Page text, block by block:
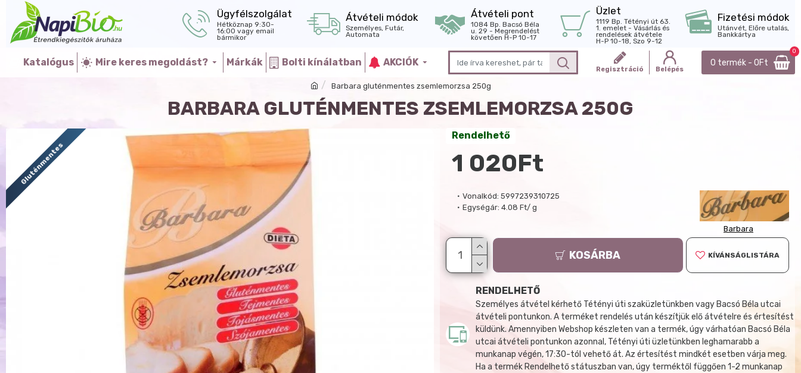
Ügyfélszolgálat
Hétköznap 9:30-
16:00 vagy email
bármikor
Átvételi módok
Személyes, Futár,
Automata
Átvételi pont
1084 Bp. Bacsó Béla
u. 29 - Megrendelést
követően H-P 10-17
Üzlet
1119 Bp. Tétényi út 63.
1. emelet - Vásárlás és
rendelések átvétele
H-P 10-18, Szo 9-12
Fizetési módok
Utánvét, Előre utalás,
Bankkártya
Katalógus Mire keres megoldást? Márkák Bolti kínálatban AKCIÓK
Regisztráció Belépés
0 termék - 0Ft
0
Barbara gluténmentes zsemlemorzsa 250g
BARBARA GLUTÉNMENTES ZSEMLEMORZSA 250G
Gluténmentes
Vonalkód: 5997239310725
Egységár: 4.08 Ft/ g
Barbara
Rendelhető
1 020Ft
KOSÁRBA KÍVÁNSÁGLISTÁRA
RENDELHETŐ
Személyes átvétel kérhető Tétényi úti szaküzletünkben vagy Bacsó Béla utcai
átvételi pontunkon. A terméket rendelés után készítjük elő átvételre és értesítést
küldünk. Amennyiben Webshop készleten van a termék, úgy várhatóan Bacsó Béla
utcai átvételi pontunkon azonnal, Tétényi úti üzletünkben leghamarabb a
munkanap végén, 17:30-tól vehető át. Az értesítést mindkét esetben várja meg.
Ha a termék Rendelhető státuszban van, úgy terméktől függően 1-2 munkanap